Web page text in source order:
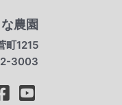
農園
町1215
3003